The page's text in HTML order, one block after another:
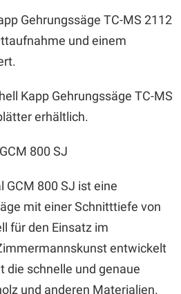
Gehrungssäge TC-MS 2112
und einem
Kapp Gehrungssäge TC-MS
erhältlich.
800 SJ
GCM 800 SJ ist eine
mit einer Schnitttiefe von
für den Einsatz im
entwickelt
die schnelle und genaue
und anderen Materialien.